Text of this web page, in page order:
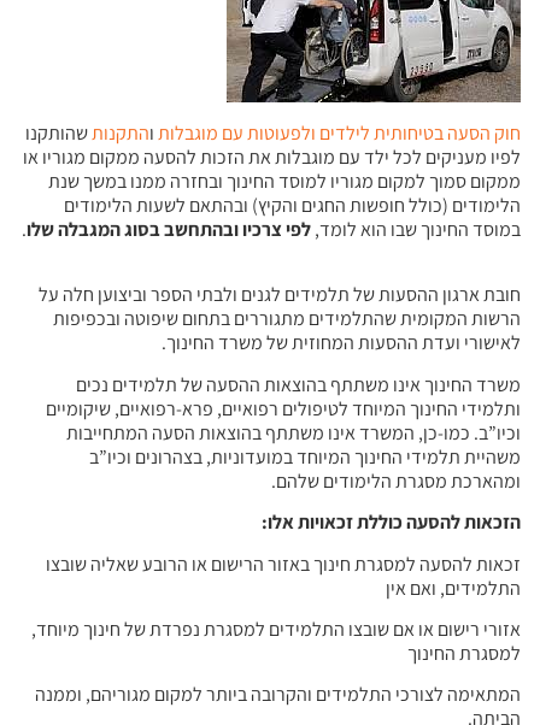
חוק הסעה בטיחותית לילדים ולפעוטות עם מוגבלותוהתקנותשהותקנו
לפיו מעניקים לכל ילד עם מוגבלות את הזכות להסעה ממקום מגוריו או
ממקום סמוך למקום מגוריו למוסד החינוך ובחזרה ממנו במשך שנת
הלימודים (כולל חופשות החגים והקיץ) ובהתאם לשעות הלימודים
במוסד החינוך שבו הוא לומד,לפי צרכיו ובהתחשב בסוג המגבלה שלו.
חובת ארגון ההסעות של תלמידים לגנים ולבתי הספר וביצוען חלה על
הרשות המקומית שהתלמידים מתגוררים בתחום שיפוטה ובכפיפות
לאישורי ועדת ההסעות המחוזית של משרד החינוך.
משרד החינוך אינו משתתף בהוצאות ההסעה של תלמידים נכים
ותלמידי החינוך המיוחד לטיפולים רפואיים, פרא-רפואיים, שיקומיים
וכיו”ב. כמו-כן, המשרד אינו משתתף בהוצאות הסעה המתחייבות
משהיית תלמידי החינוך המיוחד במועדוניות, בצהרונים וכיו”ב
ומהארכת מסגרת הלימודים שלהם.
הזכאות להסעה כוללת זכאויות אלו:
זכאות להסעה למסגרת חינוך באזור הרישום או הרובע שאליה שובצו
התלמידים, ואם אין
אזורי רישום או אם שובצו התלמידים למסגרת נפרדת של חינוך מיוחד,
למסגרת החינוך
המתאימה לצורכי התלמידים והקרובה ביותר למקום מגוריהם, וממנה
הביתה.